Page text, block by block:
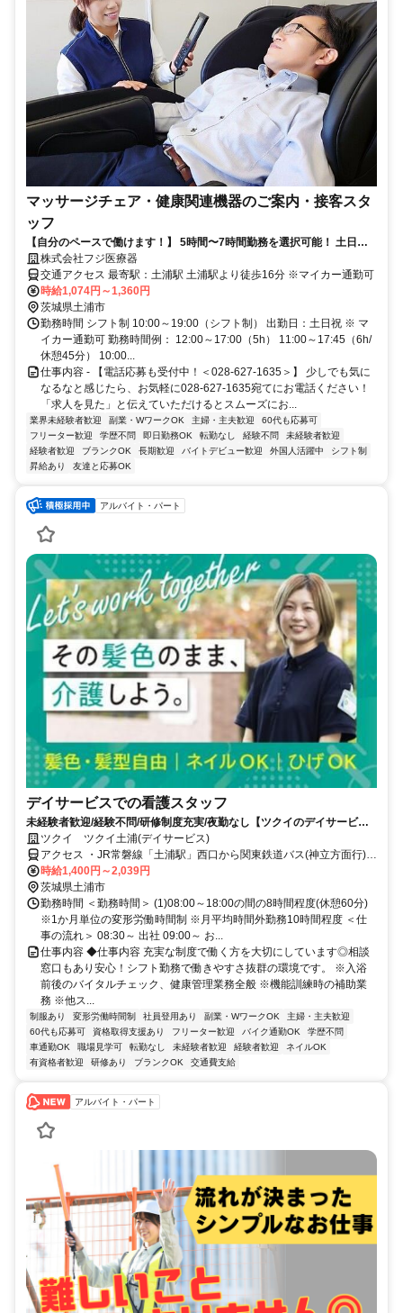
マッサージチェア・健康関連機器のご案内・接客スタ
ッフ
【自分のペースで働けます！】 5時間〜7時間勤務を選択可能！ 土日祝
日働ける方大歓迎！
株式会社フジ医療器
交通アクセス 最寄駅：土浦駅 土浦駅より徒歩16分 ※マイカー通勤可
時給1,074円～1,360円
茨城県土浦市
勤務時間 シフト制 10:00～19:00（シフト制） 出勤日：土日祝 ※ マ
イカー通勤可 勤務時間例： 12:00～17:00（5h） 11:00～17:45（6h/
休憩45分） 10:00...
仕事内容 - 【電話応募も受付中！＜028-627-1635＞】 少しでも気に
なるなと感じたら、お気軽に028-627-1635宛てにお電話ください！
「求人を見た」と伝えていただけるとスムーズにお...
業界未経験者歓迎 副業・WワークOK 主婦・主夫歓迎
60代も応募可
フリーター歓迎
学歴不問 即日勤務OK 転勤なし 経験不問
未経験者歓迎
経験者歓迎
ブランクOK 長期歓迎 バイトデビュー歓迎 外国人活躍中
シフト制
昇給あり
友達と応募OK
アルバイト・パート
デイサービスでの看護スタッフ
未経験者歓迎/経験不問/研修制度充実/夜勤なし【ツクイのデイサービス/
看護スタッフ求人】
ツクイ ツクイ土浦(デイサービス)
アクセス ・JR常磐線「土浦駅」西口から関東鉄道バス(神立方面行)乗
車、「市民会館前」/「木田余三ツ又」下車徒歩約3分
時給1,400円～2,039円
茨城県土浦市
勤務時間 ＜勤務時間＞ (1)08:00～18:00の間の8時間程度(休憩60分)
※1か月単位の変形労働時間制 ※月平均時間外勤務10時間程度 ＜仕
事の流れ＞ 08:30～ 出社 09:00～ お...
仕事内容 ◆仕事内容 充実な制度で働く方を大切にしています◎相談
窓口もあり安心！シフト勤務で働きやすさ抜群の環境です。 ※入浴
前後のバイタルチェック、健康管理業務全般 ※機能訓練時の補助業
務 ※他ス...
制服あり 変形労働時間制 社員登用あり 副業・WワークOK
主婦・主夫歓迎
60代も応募可
資格取得支援あり フリーター歓迎 バイク通勤OK
学歴不問
車通勤OK
職場見学可 転勤なし 未経験者歓迎 経験者歓迎
ネイルOK
有資格者歓迎
研修あり ブランクOK 交通費支給
アルバイト・パート